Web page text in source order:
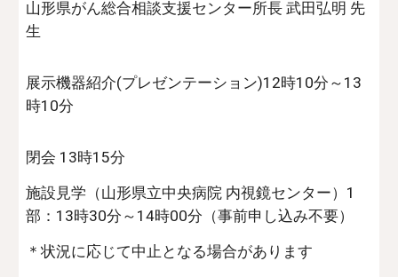
山形県がん総合相談支援センター所長 武田弘明 先
生
展示機器紹介(プレゼンテーション)12時10分～13
時10分
閉会 13時15分
施設見学（山形県立中央病院 内視鏡センター）1
部：13時30分～14時00分（事前申し込み不要）
＊状況に応じて中止となる場合があります